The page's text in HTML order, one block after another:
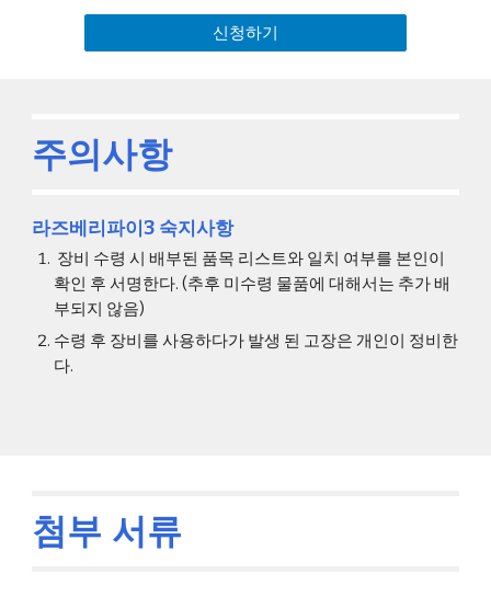
신청하기
주의사항
라즈베리파이3 숙지사항
확인 후 서명한다. (추후 미수령 물품에 대해서는 추가 배
부되지 않음)
수령 후 장비를 사용하다가 발생 된 고장은 개인이 정비한
다.
첨부 서류